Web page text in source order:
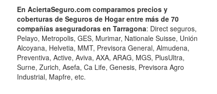
En AciertaSeguro.com comparamos precios y
coberturas de Seguros de Hogar entre más de 70
compañías aseguradoras en Tarragona: Direct seguros,
Pelayo, Metropolis, GES, Murimar, Nationale Suisse, Unión
Alcoyana, Helvetia, MMT, Previsora General, Almudena,
Preventiva, Active, Aviva, AXA, ARAG, MGS, PlusUltra,
Surne, Zurich, Asefa, Ca Life, Genesis, Previsora Agro
Industrial, Mapfre, etc.